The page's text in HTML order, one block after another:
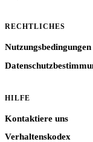
RECHTLICHES
Nutzungsbedingungen
HILFE
Kontaktiere uns
Verhaltenskodex